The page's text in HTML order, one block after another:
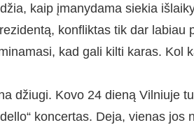
kaip įmanydama siekia
konfliktas tik dar
kad gali kilti karas. Kol
džiugi. Kovo 24 dieną Vilniuje
koncertas. Deja, vienas